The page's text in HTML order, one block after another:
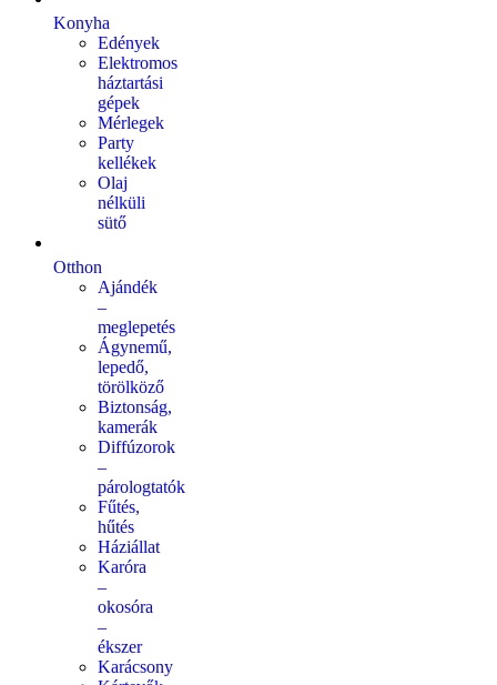
Konyha
Edények
Elektromos
háztartási
gépek
Mérlegek
Party
kellékek
Olaj
nélküli
sütő
Otthon
Ajándék
–
meglepetés
Ágynemű,
lepedő,
törölköző
Biztonság,
kamerák
Diffúzorok
–
párologtatók
Fűtés,
hűtés
Háziállat
Karóra
–
okosóra
–
ékszer
Karácsony